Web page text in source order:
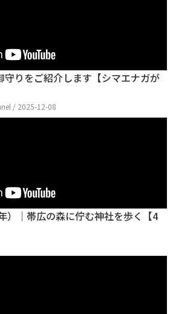
守りをご紹介します【シマエナガが
/ 2025-12-08
）｜帯広の森に佇む神社を歩く【4